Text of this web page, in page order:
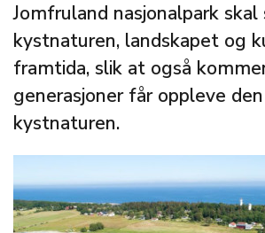
Jomfruland nasjonalpark skal
kystnaturen, landskapet og
framtida, slik at også
generasjoner får oppleve
kystnaturen.